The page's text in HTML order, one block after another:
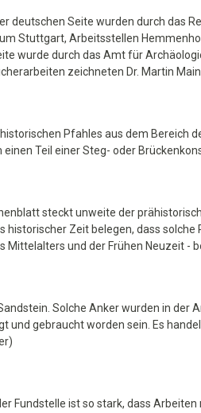
deutschen Seite wurden durch das
Stuttgart, Arbeitsstellen
wurde durch das Amt für
zeichneten Dr. Martin
Pfahles aus dem Bereich
einen Teil einer Steg- oder
steckt unweite der
historischer Zeit belegen, dass solche
Mittelalters und der Frühen Neuzeit -
Solche Anker wurden in der
und gebraucht worden sein. Es
Fundstelle ist so stark, dass